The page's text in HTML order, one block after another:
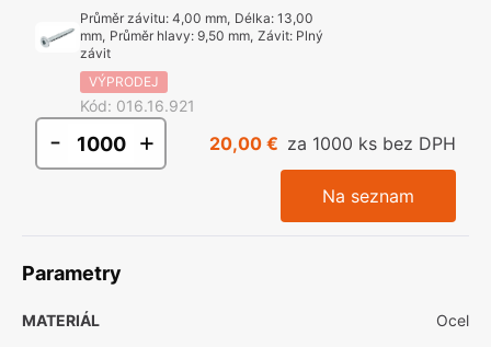
Průměr závitu:4,00 mm, Délka:13,00
mm, Průměr hlavy:9,50 mm, Závit: Plný
závit
VÝPRODEJ
Kód: 016.16.921
- + 20,00 € za 1000 ks bez DPH
Na seznam
Parametry
MATERIÁL Ocel